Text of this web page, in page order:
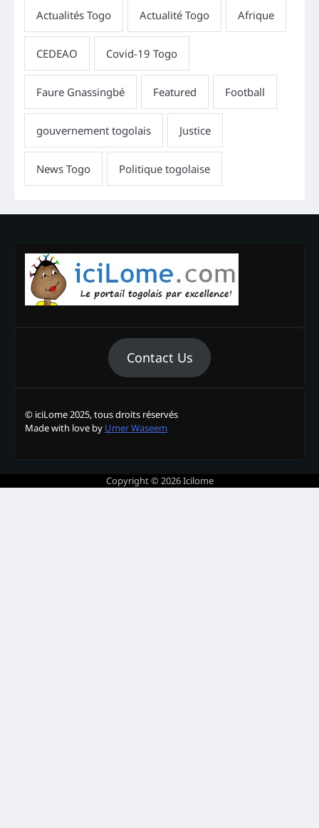
Contact Us
© iciLome 2025, tous droits réservés
Made with love by Umer Waseem
Copyright © 2026Icilome